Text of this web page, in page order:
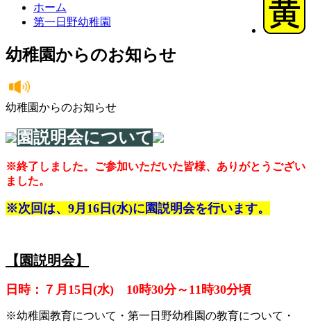
ホーム
第一日野幼稚園
幼稚園からのお知らせ
幼稚園からのお知らせ
園説明会について
※終了しました。ご参加いただいた皆様、ありがとうござい
ました。
※次回は、9月16日(水)に園説明会を行います。
【園説明会】
日時：７月15日(水) 10時30分～11時30分頃
※幼稚園教育について・第一日野幼稚園の教育について・